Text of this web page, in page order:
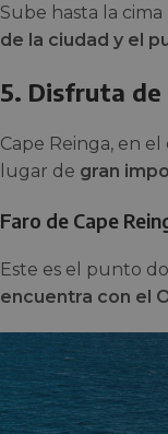
Sube hasta la
de la ciudad y el
5. Disfruta de
Cape Reinga, en
lugar de gran
Faro de Cape
Este es el punto
encuentra con el